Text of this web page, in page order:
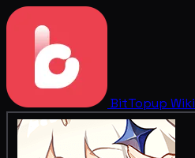
BitTopup Wiki